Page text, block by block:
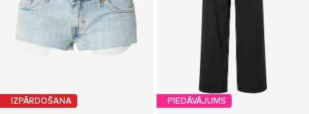
IZPĀRDOŠANA PIEDĀVĀJUMS